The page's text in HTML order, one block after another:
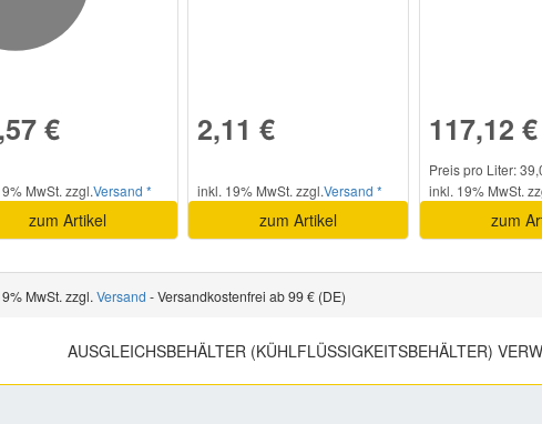
€
MwSt. zzgl.Versand *
zum Artikel
2,11 €
inkl. 19% MwSt. zzgl.Versand *
zum Artikel
117,12 €
Preis pro Liter:
inkl. 19% MwSt.
zum
MwSt. zzgl. Versand - Versandkostenfrei ab 99 € (DE)
AUSGLEICHSBEHÄLTER (KÜHLFLÜSSIGKEITSBEHÄLTER)